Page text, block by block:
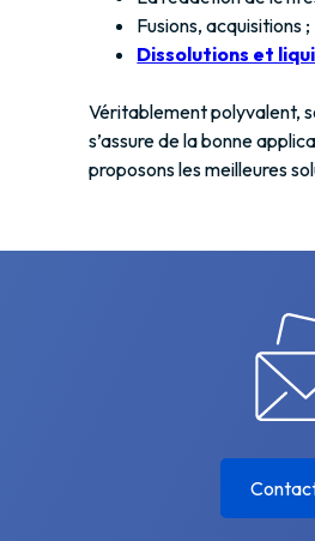
Fusions, acquisitions ;
Dissolutions et
Véritablement polyvalent,
s’assure de la bonne
proposons les meilleures